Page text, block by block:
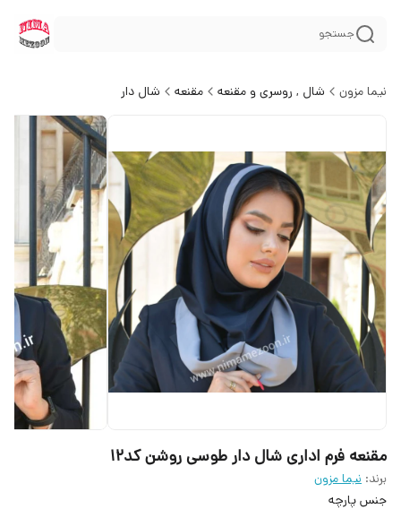
جستجو
نیما مزون شال , روسری و مقنعه مقنعه شال دار
مقنعه فرم اداری شال دار طوسی روشن کد۱۲
برند: نیما مزون
جنس پارچه